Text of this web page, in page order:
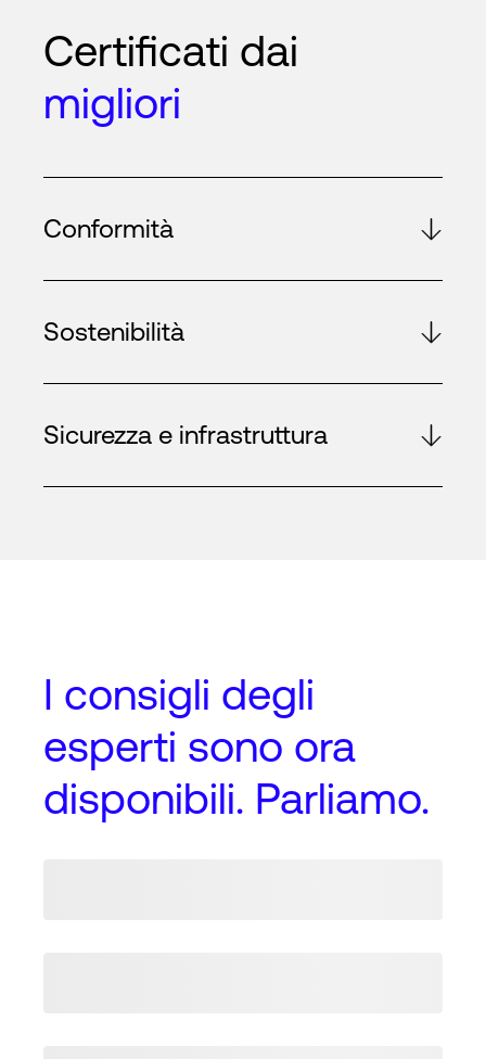
Certificati dai
migliori
Conformità
Sostenibilità
Sicurezza e infrastruttura
I consigli degli
esperti sono ora
disponibili. Parliamo.